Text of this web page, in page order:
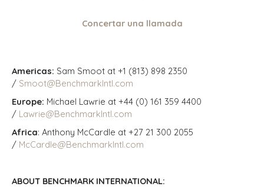
Concertar una llamada
Americas: Sam Smoot at +1 (813) 898 2350
/ Smoot@BenchmarkIntl.com
Europe: Michael Lawrie at +44 (0) 161 359 4400
/ Lawrie@BenchmarkIntl.com
Africa: Anthony McCardle at +27 21 300 2055
/ McCardle@BenchmarkIntl.com
ABOUT BENCHMARK INTERNATIONAL: